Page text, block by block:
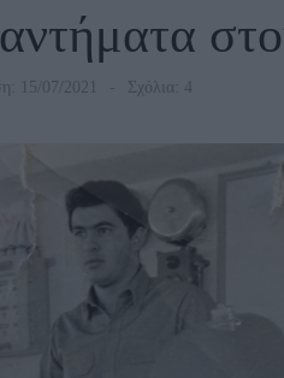
15/07/2021 Σχόλια: 4